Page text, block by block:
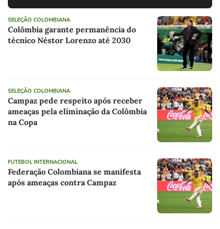
SELEÇÃO COLOMBIANA
Colômbia garante permanência do
técnico Néstor Lorenzo até 2030
SELEÇÃO COLOMBIANA
Campaz pede respeito após receber
ameaças pela eliminação da Colômbia
na Copa
FUTEBOL INTERNACIONAL
Federação Colombiana se manifesta
após ameaças contra Campaz